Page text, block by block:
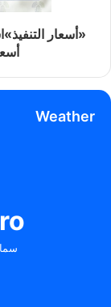
«أسعار
Weather